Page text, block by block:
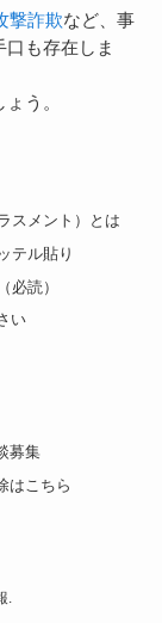
撃詐欺など、事
も存在しま
う。
スメント）とは
テル貼り
必読）
い
募集
はこちら
.